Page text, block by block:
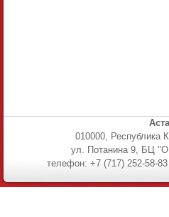
010000, Республика
ул. Потанина 9, БЦ
телефон: +7 (717) 252-58-